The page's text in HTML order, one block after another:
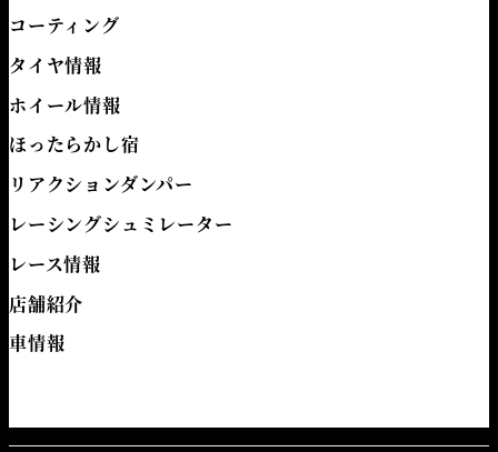
コーティング
タイヤ情報
ホイール情報
ほったらかし宿
リアクションダンパー
レーシングシュミレーター
レース情報
店舗紹介
車情報